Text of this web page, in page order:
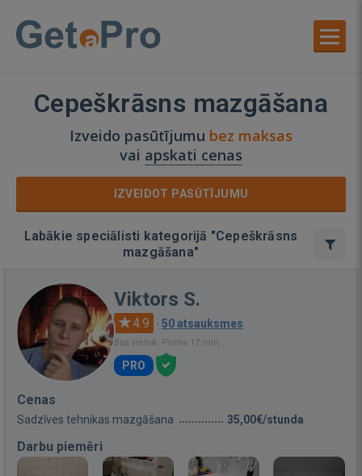
Cepeškrāsns mazgāšana
Izveido pasūtījumu bez maksas
vai apskati cenas
IZVEIDOT PASŪTĪJUMU
Labākie speciālisti kategorijā "Cepeškrāsns
mazgāšana"
Viktors S.
4.9 · 50 atsauksmes
Bija vietnē: Pirms 17 min.
PRO
Cenas
Sadzīves tehnikas mazgāšana 35,00€/stunda
Darbu piemēri